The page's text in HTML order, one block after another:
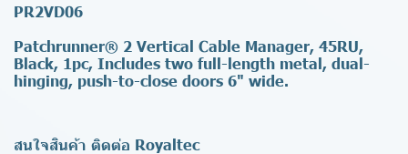
PR2VD06
Patchrunner® 2 Vertical Cable Manager, 45RU,
Black, 1pc, Includes two full-length metal, dual-
hinging, push-to-close doors 6" wide.
สนใจสินค้า ติดต่อ Royaltec